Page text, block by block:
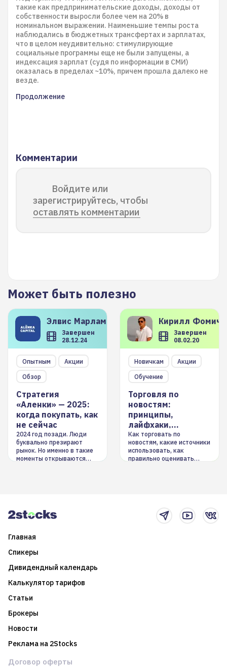
такие как предпринимательские доходы, доходы от
собственности выросли более чем на 20% в
номинальном выражении. Наименьшие темпы роста
наблюдались в бюджетных трансфертах и зарплатах,
что в целом неудивительно: стимулирующие
социальные программы еще не были запущены, а
индексация зарплат (судя по информации в СМИ)
оказалась в пределах ~10%, причем прошла далеко не
везде.
Продолжение
Комментарии
Войдите или
зарегистрируйтесь, чтобы
оставлять комментарии
Может быть полезно
Элвис Марламов
Завершен
28.12.24
Опытным
Акции
Обзор
Стратегия
«Аленки» — 2025:
когда покупать, как
не сейчас
2024 год позади. Люди
буквально презирают
рынок. Но именно в такие
моменты открываются
Кирилл
Завершен
08.02.20
Новичкам
Акции
Обучение
Торговля по
новостям:
принципы,
лайфхаки,
инструменты
Как торговать по
новостям, какие источники
использовать, как
правильно оценивать
Главная
Спикеры
Дивидендный календарь
Калькулятор тарифов
Статьи
Брокеры
Новости
Реклама на 2Stocks
Договор оферты